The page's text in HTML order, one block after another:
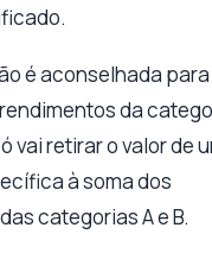
é aconselhada
da
vai retirar o valor de
à soma dos
categorias A e B.